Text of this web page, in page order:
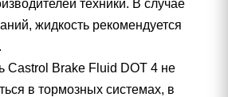
техники. В случае
жидкость рекомендуется
Castrol Brake Fluid DOT 4 не
в тормозных системах, в